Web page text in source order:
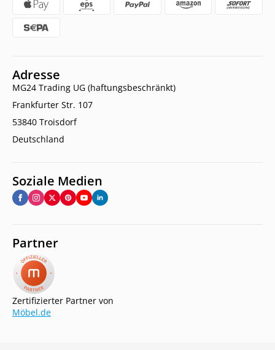
Adresse
MG24 Trading UG (haftungsbeschränkt)
Frankfurter Str. 107
53840 Troisdorf
Deutschland
Soziale Medien
Partner
Zertifizierter Partner von
Möbel.de